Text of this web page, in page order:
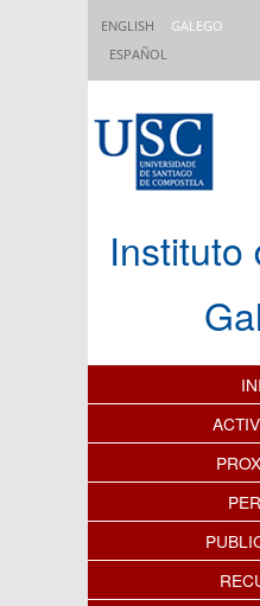
ENGLISH
GALEGO
ESPAÑOL
Instituto
Índice de